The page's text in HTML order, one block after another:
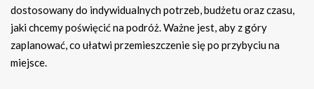
dostosowany do indywidualnych potrzeb, budżetu oraz czasu,
jaki chcemy poświęcić na podróż. Ważne jest, aby z góry
zaplanować, co ułatwi przemieszczenie się po przybyciu na
miejsce.